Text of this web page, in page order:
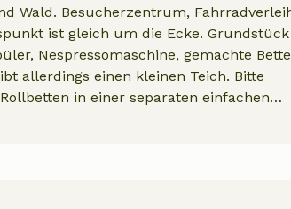
Wald. Besucherzentrum,
ist gleich um die Ecke. Grundstück
Nespressomaschine, gemachte
allerdings einen kleinen Teich. Bitte
in einer separaten einfachen
)Kamin sind vorhanden.